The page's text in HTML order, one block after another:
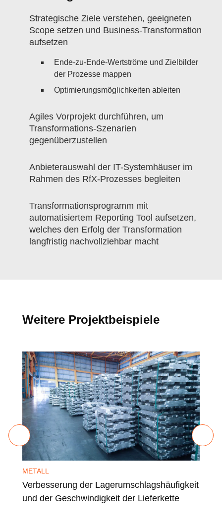
Strategische Ziele verstehen, geeigneten
Scope setzen und Business-Transformation
aufsetzen
Ende-zu-Ende-Wertströme und Zielbilder
der Prozesse mappen
Optimierungsmöglichkeiten ableiten
Agiles Vorprojekt durchführen, um
Transformations-Szenarien
gegenüberzustellen
Anbieterauswahl der IT-Systemhäuser im
Rahmen des RfX-Prozesses begleiten
Transformationsprogramm mit
automatisiertem Reporting Tool aufsetzen,
welches den Erfolg der Transformation
langfristig nachvollziehbar macht
Weitere Projektbeispiele
METALL
Verbesserung der Lagerumschlagshäufigkeit
und der Geschwindigkeit der Lieferkette